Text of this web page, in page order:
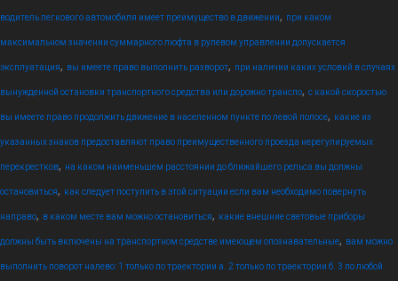
водитель легкового автомобиля имеет преимущество в движении, при каком
максимальном значении суммарного люфта в рулевом управлении допускается
эксплуатация, вы имеете право выполнить разворот, при наличии каких условий в случаях
вынужденной остановки транспортного средства или дорожно транспо, с какой скоростью
вы имеете право продолжить движение в населенном пункте по левой полосе, какие из
указанных знаков предоставляют право преимущественного проезда нерегулируемых
перекрестков, на каком наименьшем расстоянии до ближайшего рельса вы должны
остановиться, как следует поступить в этой ситуации если вам необходимо повернуть
направо, в каком месте вам можно остановиться, какие внешние световые приборы
должны быть включены на транспортном средстве имеющем опознавательные, вам можно
выполнить поворот налево: 1 только по траектории а. 2 только по траектории б. 3 по любой